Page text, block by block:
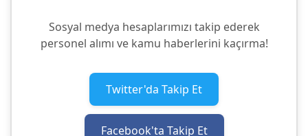
Sosyal medya hesaplarımızı takip ederek
personel alımı ve kamu haberlerini kaçırma!
Twitter'da Takip Et
Facebook'ta Takip Et